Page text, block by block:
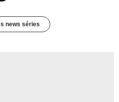
news séries